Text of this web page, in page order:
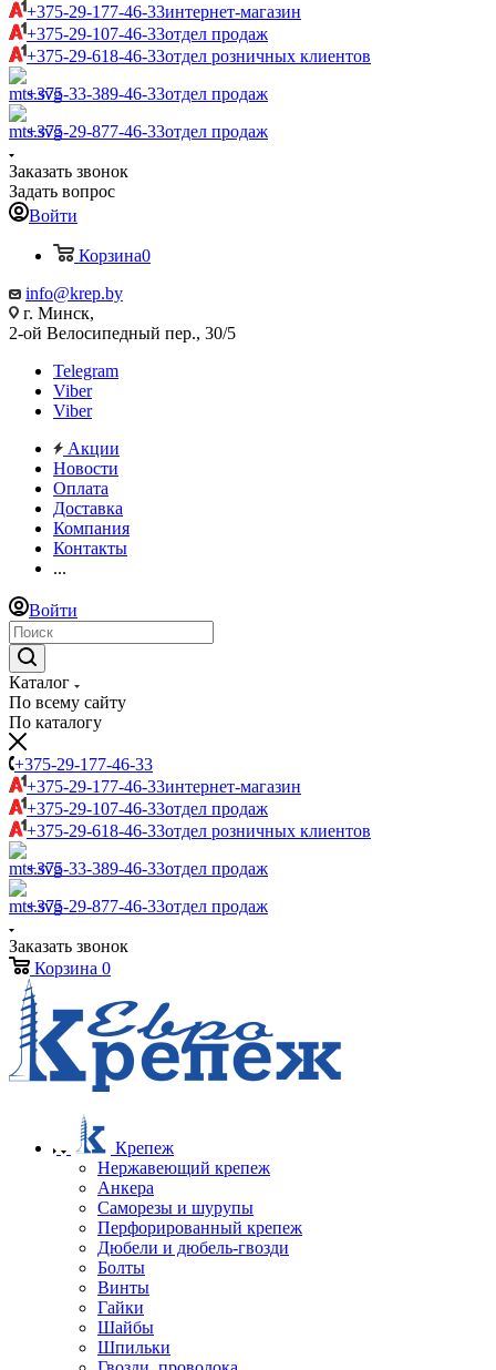
+375-29-177-46-33интернет-магазин
+375-29-107-46-33отдел продаж
+375-29-618-46-33отдел розничных клиентов
+375-33-389-46-33отдел продаж
+375-29-877-46-33отдел продаж
Заказать звонок
Задать вопрос
Войти
Корзина0
info@krep.by
г. Минск,
2-ой Велосипедный пер., 30/5
Telegram
Viber
Viber
Акции
Новости
Оплата
Доставка
Компания
Контакты
...
Войти
Каталог
По всему сайту
По каталогу
+375-29-177-46-33
+375-29-177-46-33интернет-магазин
+375-29-107-46-33отдел продаж
+375-29-618-46-33отдел розничных клиентов
+375-33-389-46-33отдел продаж
+375-29-877-46-33отдел продаж
Заказать звонок
Корзина 0
Крепеж
Нержавеющий крепеж
Анкера
Саморезы и шурупы
Перфорированный крепеж
Дюбели и дюбель-гвозди
Болты
Винты
Гайки
Шайбы
Шпильки